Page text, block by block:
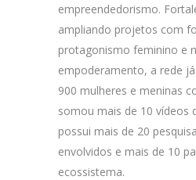
empreendedorismo.
ampliando projetos com
protagonismo feminino e
empoderamento, a rede
900 mulheres e meninas
somou mais de 10 vídeos
possui mais de 20
envolvidos e mais de 10
ecossistema.